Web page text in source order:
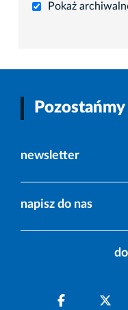
Pokaż
newsletter
napisz do nas